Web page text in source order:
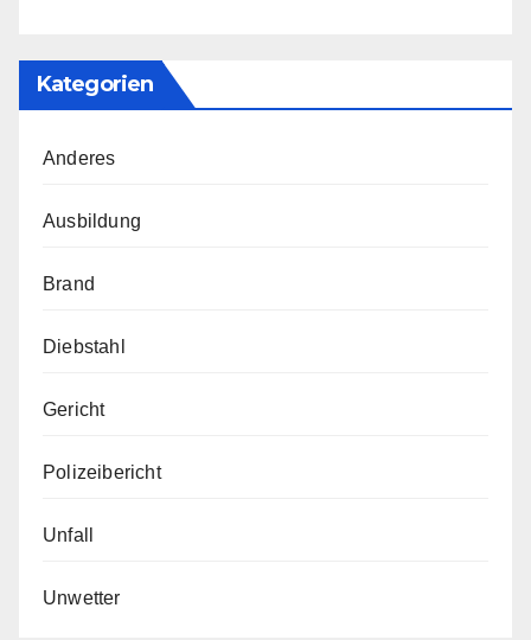
Kategorien
Anderes
Ausbildung
Brand
Diebstahl
Gericht
Polizeibericht
Unfall
Unwetter